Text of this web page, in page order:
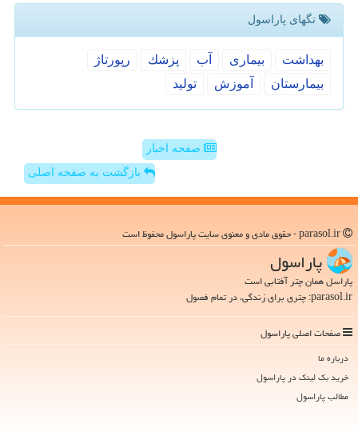
تگهای پاراسول
بهداشت بیماری آب پزشك
رپورتاژ
بیمارستان
آموزش تولید
صفحه اخبار
بازگشت به صفحه اصلی
پاراسول
پاراسل همان چتر آفتابی است
parasol.ir: چتری برای زندگی، در تمام فصول
صفحات اصلی پاراسول
درباره ما
خرید بک لینک در پاراسول
مطالب پاراسول